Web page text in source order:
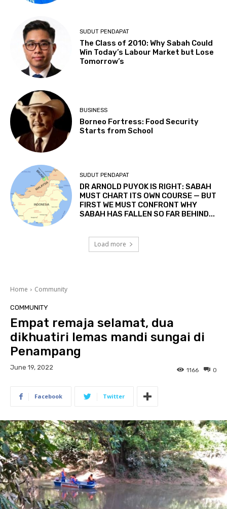
SUDUT PENDAPAT
The Class of 2010: Why Sabah Could
Win Today’s Labour Market but Lose
Tomorrow’s
BUSINESS
Borneo Fortress: Food Security
Starts from School
SUDUT PENDAPAT
DR ARNOLD PUYOK IS RIGHT: SABAH
MUST CHART ITS OWN COURSE — BUT
FIRST WE MUST CONFRONT WHY
SABAH HAS FALLEN SO FAR BEHIND...
Load more